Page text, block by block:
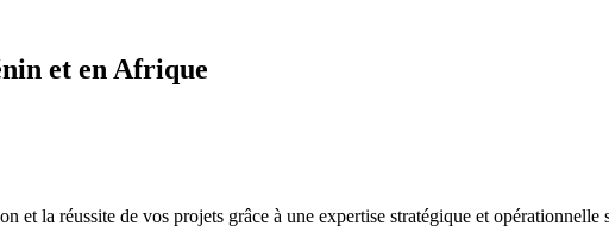
et en Afrique
la réussite de vos projets grâce à une expertise stratégique et opérationnelle